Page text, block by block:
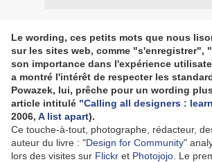
Le wording, ces petits mots que nous
sur les sites web, comme "s'enregistrer",
son importance dans l'expérience
a montré l'intérêt de respecter les
Powazek, lui, prêche pour un wording
article intitulé "Calling all designers :
2006, A list apart).
Ce touche-à-tout, photographe, rédacteur,
auteur du livre : "Design for Community"
lors des visites sur Flickr et Photojojo . Le